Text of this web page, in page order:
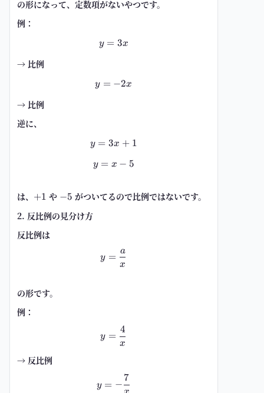
の形になって、 定数項がないやつです。
例：
y=3x
y = 3x
→ 比例
y=-2x
y = −2x
→ 比例
逆に、
y=3x+1
y = 3x + 1
y=x-5
y = x − 5
は、 +1
+1 や -5
−5 がついてるので比例ではないです。
2. 反比例の見分け方
反比例は
y=\frac{a}{x}
y =
x
a
の形です。
例：
y=\frac{4}{x}
y =
x
4
→ 反比例
y=-\frac{7}{x}
y = −
7